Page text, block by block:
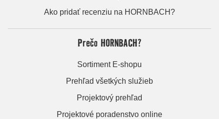
Ako pridať recenziu na HORNBACH?
Prečo HORNBACH?
Sortiment E-shopu
Prehľad všetkých služieb
Projektový prehľad
Projektové poradenstvo online